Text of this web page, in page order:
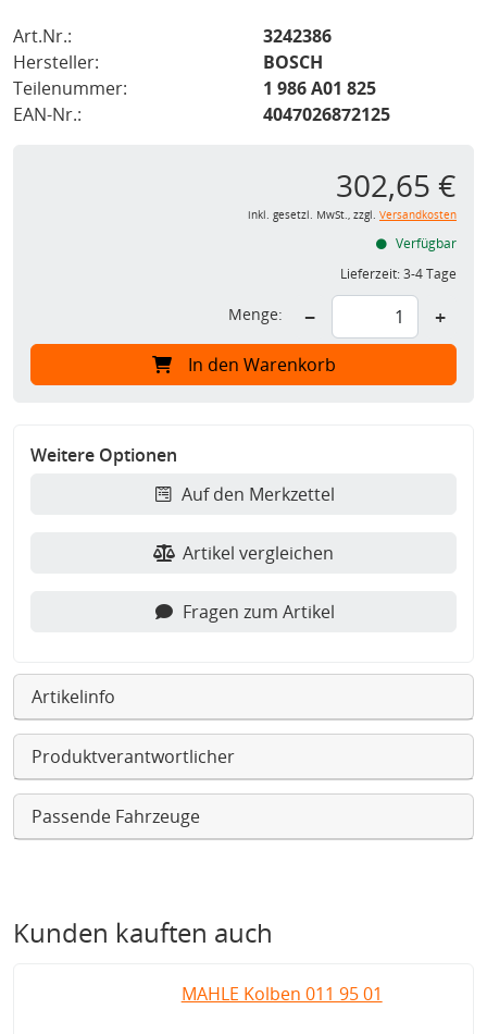
Art.Nr.:
3242386
Hersteller:
BOSCH
Teilenummer:
1 986 A01 825
EAN-Nr.:
4047026872125
302,65 €
inkl. gesetzl. MwSt., zzgl. Versandkosten
Verfügbar
Lieferzeit:3-4 Tage
Menge: − +
In den Warenkorb
Weitere Optionen
Auf den Merkzettel
Artikel vergleichen
Fragen zum Artikel
Artikelinfo
Produktverantwortlicher
Passende Fahrzeuge
Kunden kauften auch
MAHLE Kolben 011 95 01